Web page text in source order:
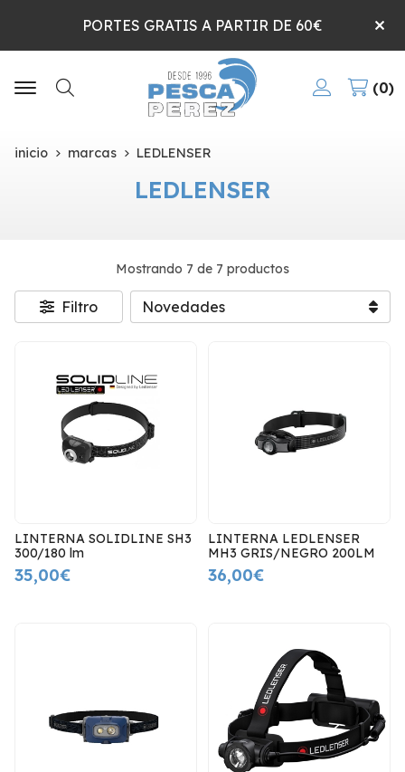
PORTES GRATIS A PARTIR DE 60€
Buscar
0
inicio marcas LEDLENSER
LEDLENSER
Mostrando 7 de 7 productos
Filtro
LINTERNA SOLIDLINE SH3
300/180 lm
35,00€
LINTERNA LEDLENSER
MH3 GRIS/NEGRO 200LM
36,00€